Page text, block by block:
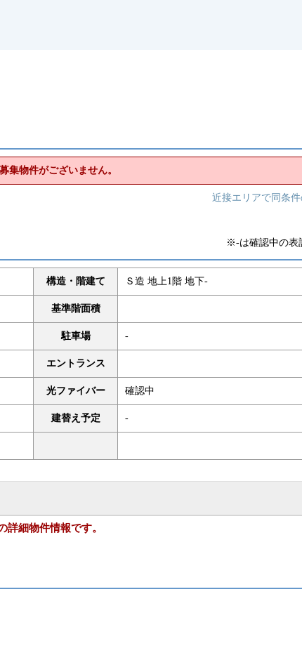
集物件がございません。
近接エリアで同条
※-は確認中の表
構造・階建て Ｓ造 地上1階 地下-
基準階面積
駐車場 -
エントランス
光ファイバー 確認中
建替え予定 -
詳細物件情報です。